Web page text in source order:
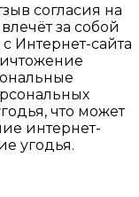
согласия на
за собой
Интернет-сайта
что может
интернет-
угодья.